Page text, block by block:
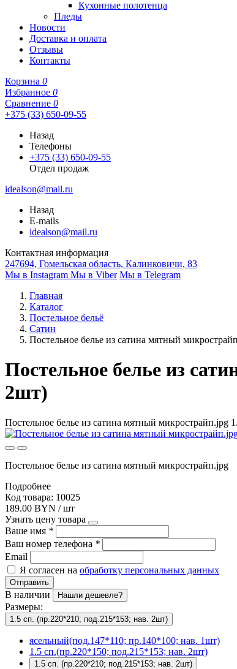
Кухонные полотенца
Пледы
Новости
Доставка и оплата
Отзывы
Контакты
Корзина 0
Избранное 0
Сравнение 0
+375 (33) 650-09-55
Назад
Телефоны
+375 (33) 650-09-55
Отдел продаж
idealson@mail.ru
Назад
E-mails
idealson@mail.ru
Контактная информация
247694, Гомельская область, Калинковичи, 83
Мы в Instagram Мы в Viber Мы в Telegram
Главная
Каталог
Постельное бельё
Сатин
Постельное белье из сатина мятный
Постельное белье из
2шт)
Постельное белье из сатина мятный
Постельное белье из сатина мятный микрострайп.jpg
Подробнее
Код товара: 10025
189.00 BYN / шт
Узнать цену товара
Ваше имя *
Ваш номер телефона *
Email
Я согласен на обработку персональных данных
Отправить
В наличии Нашли дешевле?
Размеры:
1.5 сп. (пр.220*210; под.215*153; нав. 2шт)
ясельный(под.147*110; пр.140*100; нав. 1шт)
1.5 сп.(пр.220*150; под.215*153; нав. 2шт)
1.5 сп. (пр.220*210; под.215*153; нав. 2шт)